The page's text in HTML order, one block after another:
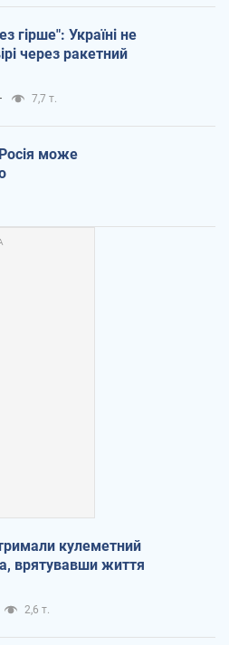
гірше": Україні не
через ракетний
7,7 т.
може
кулеметний
врятувавши життя
2,6 т.